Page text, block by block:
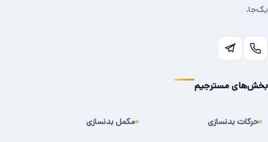
یک‌جا.
بخش‌های مسترجیم
حرکات بدنسازی مکمل بدنسازی